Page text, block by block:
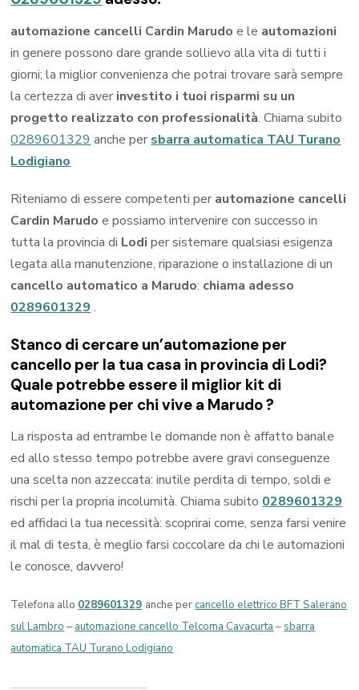
automazione cancelli Cardin Marudo e le automazioni
in genere possono dare grande sollievo alla vita di tutti i
giorni; la miglior convenienza che potrai trovare sarà sempre
la certezza di aver investito i tuoi risparmi su un
progetto realizzato con professionalità. Chiama subito
0289601329 anche per sbarra automatica TAU Turano
Lodigiano
Riteniamo di essere competenti per automazione cancelli
Cardin Marudo e possiamo intervenire con successo in
tutta la provincia di Lodi per sistemare qualsiasi esigenza
legata alla manutenzione, riparazione o installazione di un
cancello automatico a Marudo: chiama adesso
0289601329 .
Stanco di cercare un’automazione per
cancello per la tua casa in provincia di Lodi?
Quale potrebbe essere il miglior kit di
automazione per chi vive a Marudo?
La risposta ad entrambe le domande non è affatto banale
ed allo stesso tempo potrebbe avere gravi conseguenze
una scelta non azzeccata: inutile perdita di tempo, soldi e
rischi per la propria incolumità. Chiama subito 0289601329
ed affidaci la tua necessità: scoprirai come, senza farsi venire
il mal di testa, è meglio farsi coccolare da chi le automazioni
le conosce, davvero!
Telefona allo 0289601329 anche percancello elettrico BFT Salerano
sul Lambro – automazione cancello Telcoma Cavacurta – sbarra
automatica TAU Turano Lodigiano